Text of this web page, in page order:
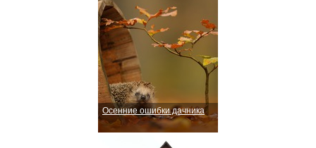
Осенние ошибки дачника